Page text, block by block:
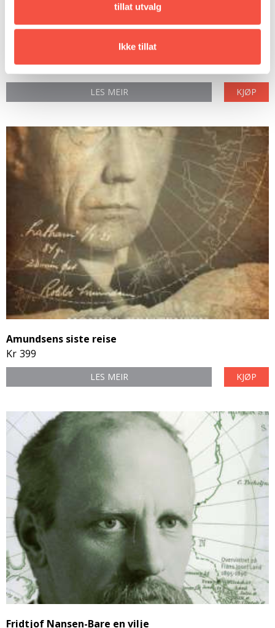
tillat utvalg
Ikke tillat
Kr 449
LES MEIR KJØP
Amundsens siste reise
Kr 399
LES MEIR KJØP
Fridtjof Nansen-Bare en vilje